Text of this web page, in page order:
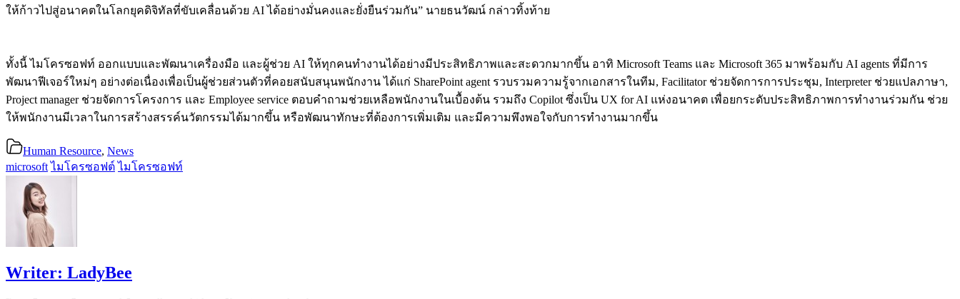
ให้ก้าวไปสู่อนาคตในโลกยุคดิจิทัลที่ขับเคลื่อนด้วย AI ได้อย่างมั่นคงและยั่งยืนร่วมกัน” นายธนวัฒน์ กล่าวทิ้งท้าย
ทั้งนี้ ไมโครซอฟท์ ออกแบบและพัฒนาเครื่องมือ และผู้ช่วย AI ให้ทุกคนทำงานได้อย่างมีประสิทธิภาพและสะดวกมากขึ้น อาทิ Microsoft Teams และ Microsoft 365 มาพร้อมกับ AI agents ที่มีการ
พัฒนาฟีเจอร์ใหม่ๆ อย่างต่อเนื่องเพื่อเป็นผู้ช่วยส่วนตัวที่คอยสนับสนุนพนักงาน ได้แก่ SharePoint agent รวบรวมความรู้จากเอกสารในทีม, Facilitator ช่วยจัดการการประชุม, Interpreter ช่วยแปลภาษา,
Project manager ช่วยจัดการโครงการ และ Employee service ตอบคำถามช่วยเหลือพนักงานในเบื้องต้น รวมถึง Copilot ซึ่งเป็น UX for AI แห่งอนาคต เพื่อยกระดับประสิทธิภาพการทำงานร่วมกัน ช่วย
ให้พนักงานมีเวลาในการสร้างสรรค์นวัตกรรมได้มากขึ้น หรือพัฒนาทักษะที่ต้องการเพิ่มเติม และมีความพึงพอใจกับการทำงานมากขึ้น
Human Resource, News
microsoft ไมโครซอฟต์ ไมโครซอฟท์
Writer: LadyBee